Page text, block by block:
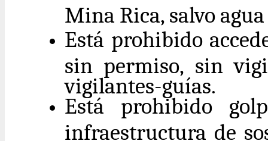
Mina Rica, salvo
Está prohibido
sin permiso, sin
vigilantes-guías.
Está prohibido
infraestructura de